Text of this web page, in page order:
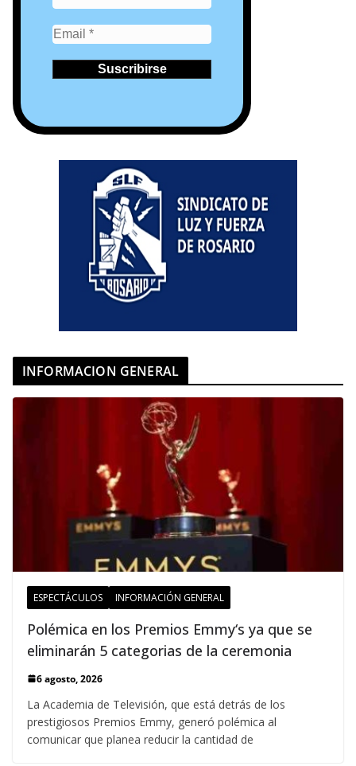
INFORMACION GENERAL
ESPECTÁCULOS INFORMACIÓN GENERAL
Polémica en los Premios Emmy‘s ya que se
eliminarán 5 categorias de la ceremonia
6 agosto, 2026
La Academia de Televisión, que está detrás de los
prestigiosos Premios Emmy, generó polémica al
comunicar que planea reducir la cantidad de